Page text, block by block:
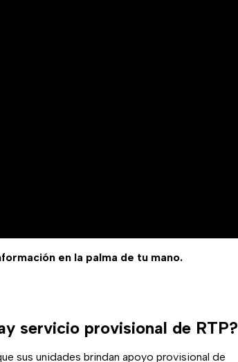
en la palma de tu mano.
servicio provisional de RTP?
sus unidades brindan apoyo provisional de